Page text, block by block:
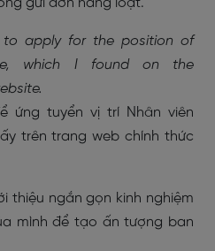
gửi đơn hàng loạt.
apply for the position of
which I found on the
ứng tuyển vị trí Nhân viên
trên trang web chính thức
thiệu ngắn gọn kinh nghiệm
mình để tạo ấn tượng ban